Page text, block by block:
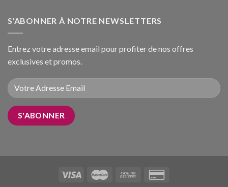
S'ABONNER À NOTRE NEWSLETTERS
Entrez votre adresse email pour profiter de nos offres
exclusives et promos.